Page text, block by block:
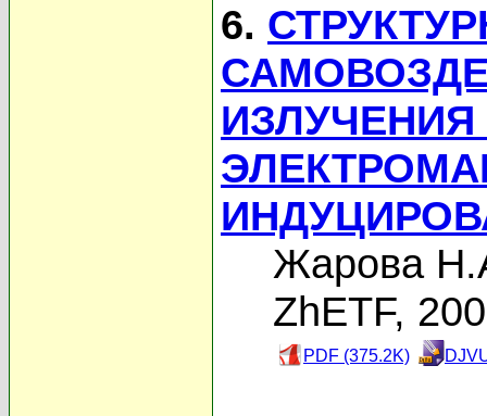
6.
Жарова
ZhETF,
PDF (375.2K)